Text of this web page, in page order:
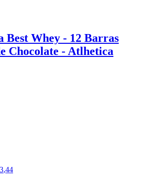
Best Whey - 12 Barras
Chocolate - Atlhetica
,44